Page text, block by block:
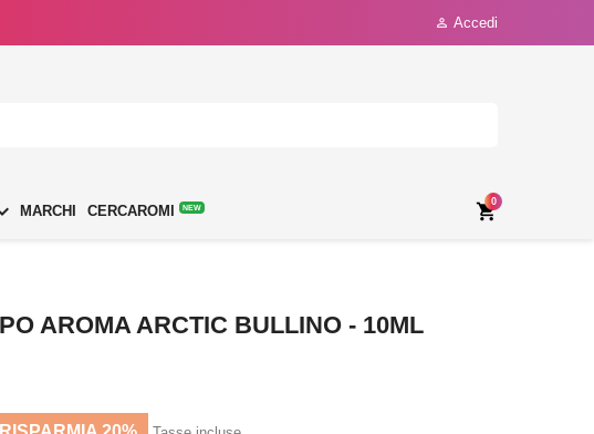
 Accedi
MARCHI CERCAROMI NEW 
0
AROMA ARCTIC BULLINO - 10ML